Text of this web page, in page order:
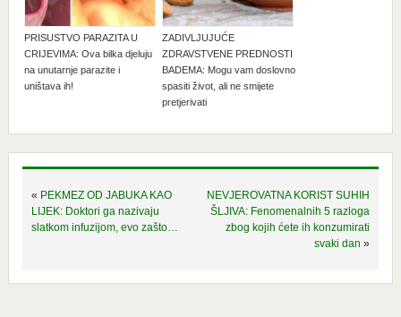
PRISUSTVO PARAZITA U
CRIJEVIMA: Ova bilka djeluju
na unutarnje parazite i
uništava ih!
ZADIVLJUJUĆE
ZDRAVSTVENE PREDNOSTI
BADEMA: Mogu vam doslovno
spasiti život, ali ne smijete
pretjerivati
« PEKMEZ OD JABUKA KAO
LIJEK: Doktori ga nazivaju
slatkom infuzijom, evo zašto…
NEVJEROVATNA KORIST SUHIH
ŠLJIVA: Fenomenalnih 5 razloga
zbog kojih ćete ih konzumirati
svaki dan »